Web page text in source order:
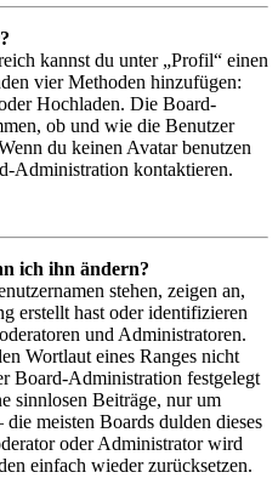
kannst du unter „Profil“ einen
vier Methoden hinzufügen:
Hochladen. Die Board-
ob und wie die Benutzer
du keinen Avatar benutzen
Administration kontaktieren.
ich ihn ändern?
stehen, zeigen an,
erstellt hast oder identifizieren
und Administratoren.
Wortlaut eines Ranges nicht
Board-Administration festgelegt
sinnlosen Beiträge, nur um
meisten Boards dulden dieses
oder Administrator wird
einfach wieder zurücksetzen.